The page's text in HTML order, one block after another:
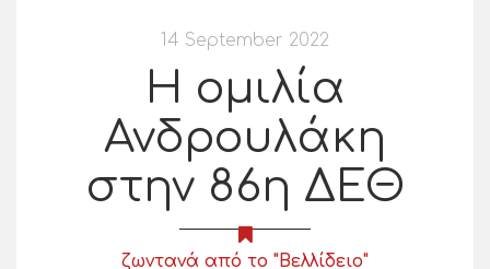
14 September 2022
Η ομιλία
Ανδρουλάκη
στην 86η ΔΕΘ
ζωντανά από το "Βελλίδειο"